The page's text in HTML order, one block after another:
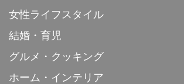
女性ライフスタイル
結婚・育児
グルメ・クッキング
ホーム・インテリア